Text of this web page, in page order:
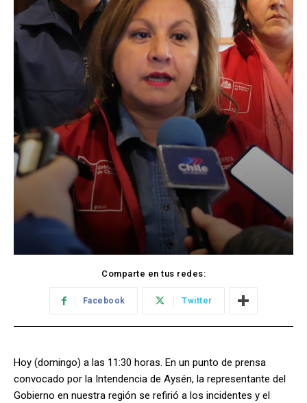
Comparte en tus redes:
Facebook Twitter
Hoy (domingo) a las 11:30 horas. En un punto de prensa
convocado por la Intendencia de Aysén, la representante del
Gobierno en nuestra región se refirió a los incidentes y el